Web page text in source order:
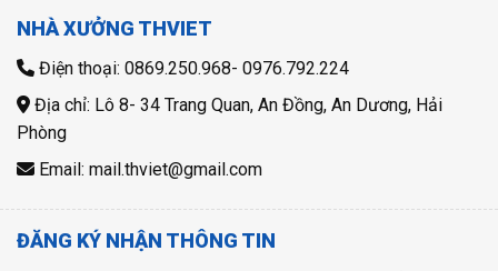
NHÀ XƯỞNG THVIET
Điện thoại: 0869.250.968- 0976.792.224
Địa chỉ: Lô 8- 34 Trang Quan, An Đồng, An Dương, Hải
Phòng
Email: mail.thviet@gmail.com
ĐĂNG KÝ NHẬN THÔNG TIN